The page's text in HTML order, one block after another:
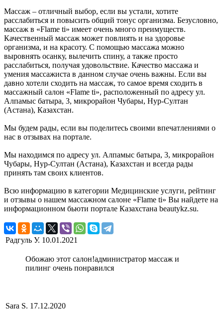
Массаж – отличный выбор, если вы устали, хотите
расслабиться и повысить общий тонус организма. Безусловно,
массаж в «Flame ti» имеет очень много преимуществ.
Качественный массаж может повлиять и на здоровье
организма, и на красоту. С помощью массажа можно
выровнять осанку, вылечить спину, а также просто
расслабиться, получая удовольствие. Качество массажа и
умения массажиста в данном случае очень важны. Если вы
давно хотели сходить на массаж, то самое время сходить в
массажный салон «Flame ti», расположенный по адресу ул.
Алпамыс батыра, 3, микрорайон Чубары, Нур-Султан
(Астана), Казахстан.
Мы будем рады, если вы поделитесь своими впечатлениями о
нас в отзывах на портале.
Мы находимся по адресу ул. Алпамыс батыра, 3, микрорайон
Чубары, Нур-Султан (Астана), Казахстан и всегда рады
принять там своих клиентов.
Всю информацию в категории Медицинские услуги, рейтинг
и отзывы о нашем массажном салоне «Flame ti» Вы найдете на
информационном бьюти портале Казахстана beautykz.su.
Радгуль У. 10.01.2021
Обожаю этот салон!администратор массаж и
пилинг очень понравился
Sara S. 17.12.2020